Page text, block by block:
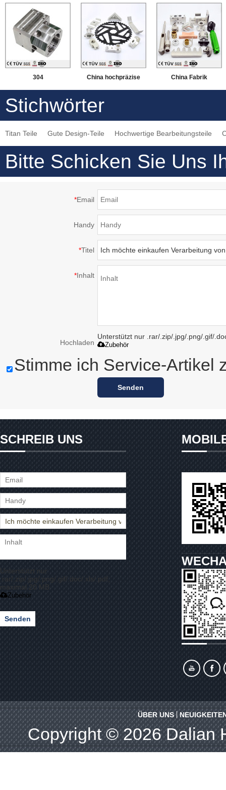
304
， DMG-5-Achsen-
Fräsen von
Compound-
Bearbeitungsmaschinen
China hochpräzise
Aluminiumteilen
China Fabrik
Präzisionsdrehen,
Fräsbearbeitung
Stichwörter
Titan Teile Gute Design-Teile Hochwertige Bearbeitungsteile
Bitte Schicken Sie Uns
*Email
Handy
*Titel
*Inhalt
Hochladen
Unterstützt nur .rar/.zip/.jpg/.png/.gif/
Zubehör
Stimme ich Service-Artikel
Senden
SCHREIB UNS
Unterstützt nur
.rar/.zip/.jpg/.png/.gif/.doc/.xls/.pdf,
maximal 20 MB
Zubehör
Senden
ÜBER UNS
Copyright © 2026Dalian